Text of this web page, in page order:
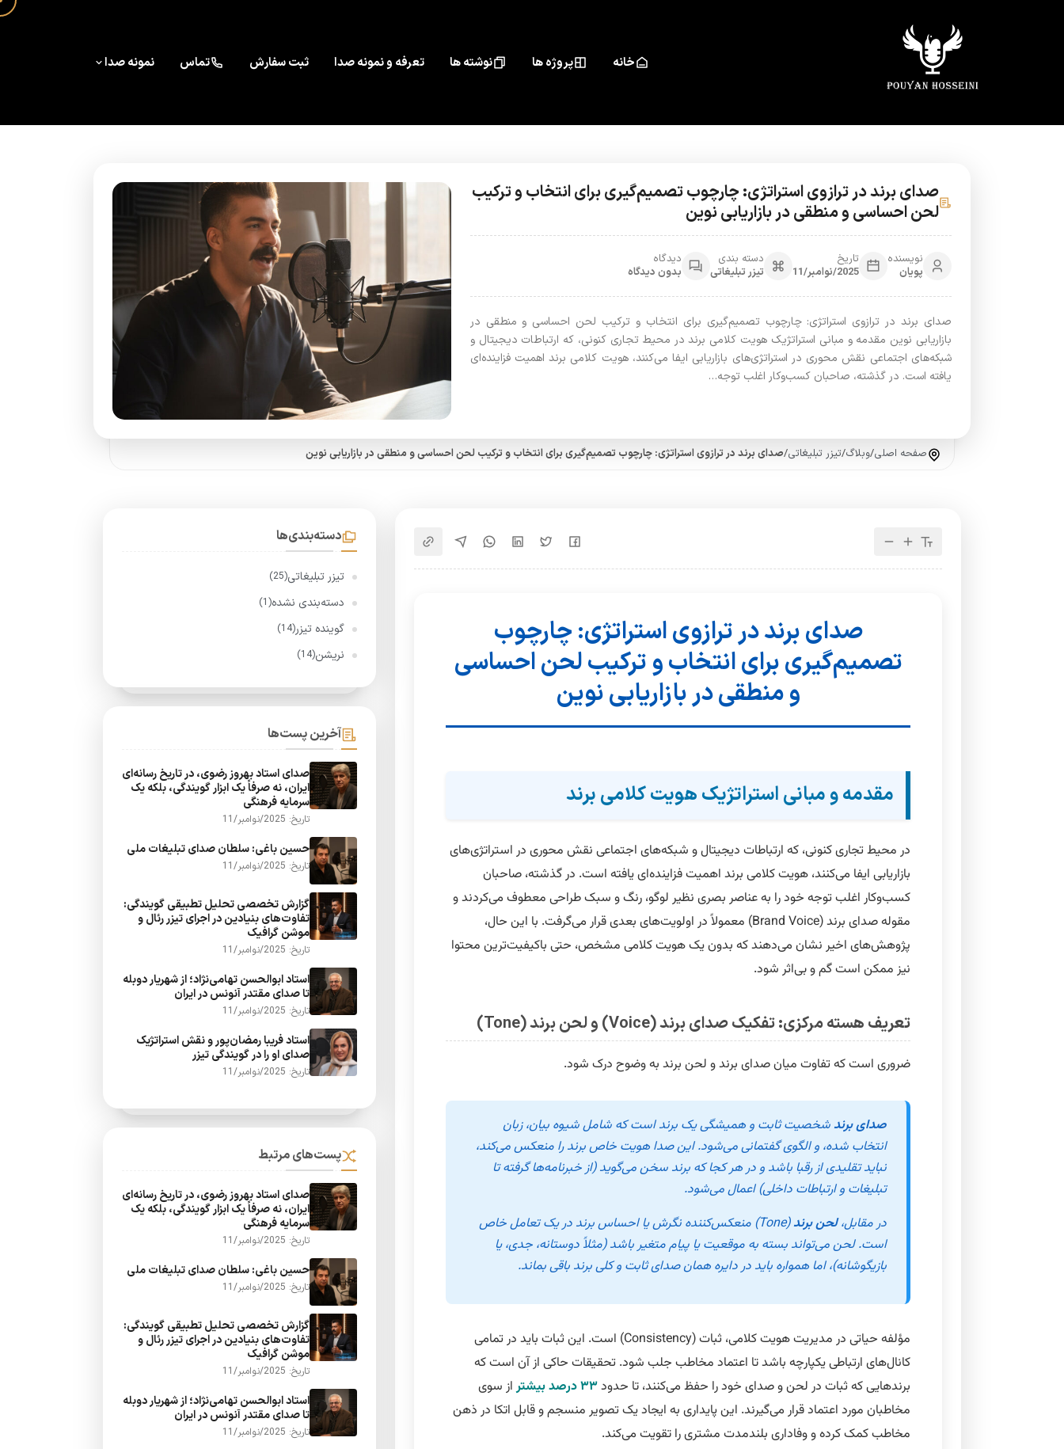
خانه پروژه ها نوشته ها تعرفه و نمونه صدا ثبت سفارش تماس نمونه صدا
صدای برند در ترازوی استراتژی: چارچوب تصمیم‌گیری برای انتخاب و ترکیب
لحن احساسی و منطقی در بازاریابی نوین
نویسنده
پویان
تاریخ
2025/نوامبر/11
دسته بندی
تیزر تبلیغاتی
دیدگاه
بدون دیدگاه
صدای برند در ترازوی استراتژی: چارچوب تصمیم‌گیری برای انتخاب و ترکیب لحن احساسی و منطقی در
بازاریابی نوین مقدمه و مبانی استراتژیک هویت کلامی برند در محیط تجاری کنونی، که ارتباطات دیجیتال و
شبکه‌های اجتماعی نقش محوری در استراتژی‌های بازاریابی ایفا می‌کنند، هویت کلامی برند اهمیت فزاینده‌ای
یافته است. در گذشته، صاحبان کسب‌وکار اغلب توجه…
صفحه اصلی/وبلاگ/تیزر تبلیغاتی/صدای برند در ترازوی استراتژی: چارچوب تصمیم‌گیری برای انتخاب و ترکیب لحن احساسی و منطقی در بازاریابی نوین
صدای برند در ترازوی استراتژی: چارچوب
تصمیم‌گیری برای انتخاب و ترکیب لحن احساسی
و منطقی در بازاریابی نوین
مقدمه و مبانی استراتژیک هویت کلامی برند
در محیط تجاری کنونی، که ارتباطات دیجیتال و شبکه‌های اجتماعی نقش محوری در استراتژی‌های
بازاریابی ایفا می‌کنند، هویت کلامی برند اهمیت فزاینده‌ای یافته است. در گذشته، صاحبان
کسب‌وکار اغلب توجه خود را به عناصر بصری نظیر لوگو، رنگ و سبک طراحی معطوف می‌کردند و
مقوله صدای برند (Brand Voice) معمولاً در اولویت‌های بعدی قرار می‌گرفت. با این حال،
پژوهش‌های اخیر نشان می‌دهند که بدون یک هویت کلامی مشخص، حتی باکیفیت‌ترین محتوا
نیز ممکن است گم و بی‌اثر شود.
تعریف هسته مرکزی: تفکیک صدای برند (Voice) و لحن برند (Tone)
ضروری است که تفاوت میانصدای برندو لحن برند به وضوح درک شود.
صدای برندشخصیت ثابت و همیشگی یک برند است که شامل شیوه بیان، زبان
انتخاب شده، و الگوی گفتمانی می‌شود. این صدا هویت خاص برند را منعکس می‌کند،
نباید تقلیدی از رقبا باشد و در هر کجا که برند سخن می‌گوید (از خبرنامه‌ها گرفته تا
تبلیغات و ارتباطات داخلی) اعمال می‌شود.
در مقابل،لحن برند
(Tone) منعکس‌کننده نگرش یا احساس برند در یک تعامل خاص
است. لحن می‌تواند بسته به موقعیت یا پیام متغیر باشد (مثلاً دوستانه، جدی، یا
بازیگوشانه)، اما همواره باید در دایره همان صدای ثابت و کلی برند باقی بماند.
مؤلفه حیاتی در مدیریت هویت کلامی، ثبات (Consistency)
است. این ثبات باید در تمامی
کانال‌های ارتباطی یکپارچه باشد تا اعتماد مخاطب جلب شود. تحقیقات حاکی از آن است که
برندهایی که ثبات در لحن و صدای خود را حفظ می‌کنند، تا حدود۳۳ درصد بیشتر
از سوی
مخاطبان مورد اعتماد قرار می‌گیرند. این پایداری به ایجاد یک تصویر منسجم و قابل اتکا در ذهن
مخاطب کمک کرده و وفاداری بلندمدت مشتری را تقویت می‌کند.
دسته‌بندی‌ها
تیزر تبلیغاتی(25)
دسته‌بندی نشده(1)
گوینده تیزر(14)
نریشن(14)
آخرین پست‌ها
صدای استاد بهروز رضوی، در تاریخ رسانه‌ای
ایران، نه صرفاً یک ابزار گویندگی، بلکه یک
سرمایه فرهنگی
تاریخ: 2025/نوامبر/11
حسین باغی: سلطان صدای تبلیغات ملی
تاریخ: 2025/نوامبر/11
گزارش تخصصی تحلیل تطبیقی گویندگی:
تفاوت‌های بنیادین در اجرای تیزر رئال و
موشن گرافیک
تاریخ: 2025/نوامبر/11
استاد ابوالحسن تهامی‌نژاد؛ از شهریار دوبله
تا صدای مقتدر آنونس در ایران
تاریخ: 2025/نوامبر/11
استاد فریبا رمضان‌پور و نقش استراتژیک
صدای او را در گویندگی تیزر
تاریخ: 2025/نوامبر/11
پست‌های مرتبط
صدای استاد بهروز رضوی، در تاریخ رسانه‌ای
ایران، نه صرفاً یک ابزار گویندگی، بلکه یک
سرمایه فرهنگی
تاریخ: 2025/نوامبر/11
حسین باغی: سلطان صدای تبلیغات ملی
تاریخ: 2025/نوامبر/11
گزارش تخصصی تحلیل تطبیقی گویندگی:
تفاوت‌های بنیادین در اجرای تیزر رئال و
موشن گرافیک
تاریخ: 2025/نوامبر/11
استاد ابوالحسن تهامی‌نژاد؛ از شهریار دوبله
تا صدای مقتدر آنونس در ایران
تاریخ: 2025/نوامبر/11